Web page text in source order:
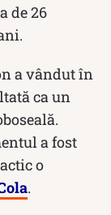
de 26
a vândut în
ca un
a fost
o
.